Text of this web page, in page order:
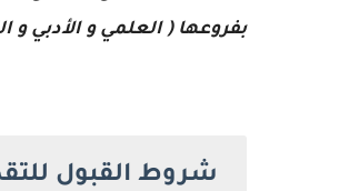
بفروعها ( العلمي و الأدبي و التجاري و
شروط القبول